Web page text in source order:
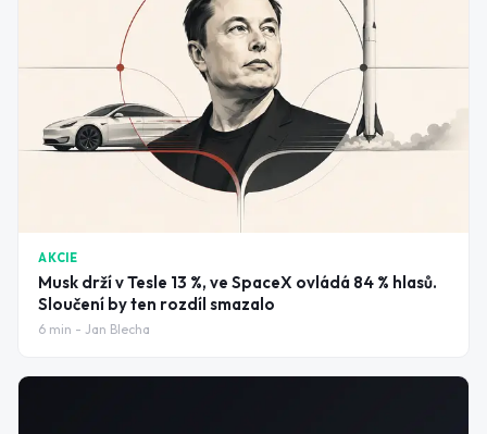
AKCIE
Musk drží v Tesle 13 %, ve SpaceX ovládá 84 % hlasů.
Sloučení by ten rozdíl smazalo
6 min - Jan Blecha